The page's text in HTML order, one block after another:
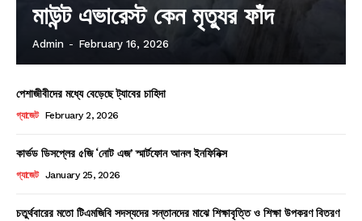
মাউন্ট এভারেস্ট কেন মৃত্যুর ফাঁদ
Admin - February 16, 2026
পেশাজীবীদের মধ্যে বেড়েছে ট্যাবের চাহিদা
গ্যাজেট February 2, 2026
কার্ভড ডিসপ্লের ৫জি ‘নোট এজ’ স্মার্টফোন আনল ইনফিনিক্স
গ্যাজেট January 25, 2026
চতুর্থবারের মতো টিএমজিবি সদস্যদের সন্তানদের মাঝে শিক্ষাবৃত্তি ও শিক্ষা উপকরণ বিতরণ